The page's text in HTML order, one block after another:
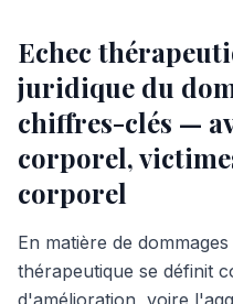
Echec
juridique du
chiffres-clés —
corporel,
corporel
En matière de
thérapeutique se définit
d'amélioration, voire